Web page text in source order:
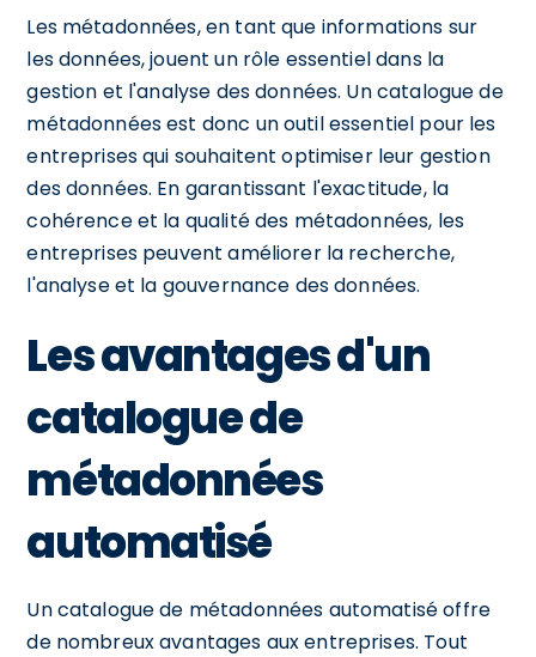
Les métadonnées, en tant que informations sur
les données, jouent un rôle essentiel dans la
gestion et l'analyse des données. Un catalogue de
métadonnées est donc un outil essentiel pour les
entreprises qui souhaitent optimiser leur gestion
des données. En garantissant l'exactitude, la
cohérence et la qualité des métadonnées, les
entreprises peuvent améliorer la recherche,
l'analyse et la gouvernance des données.
Les avantages d'un
catalogue de
métadonnées
automatisé
Un catalogue de métadonnées automatisé offre
de nombreux avantages aux entreprises. Tout